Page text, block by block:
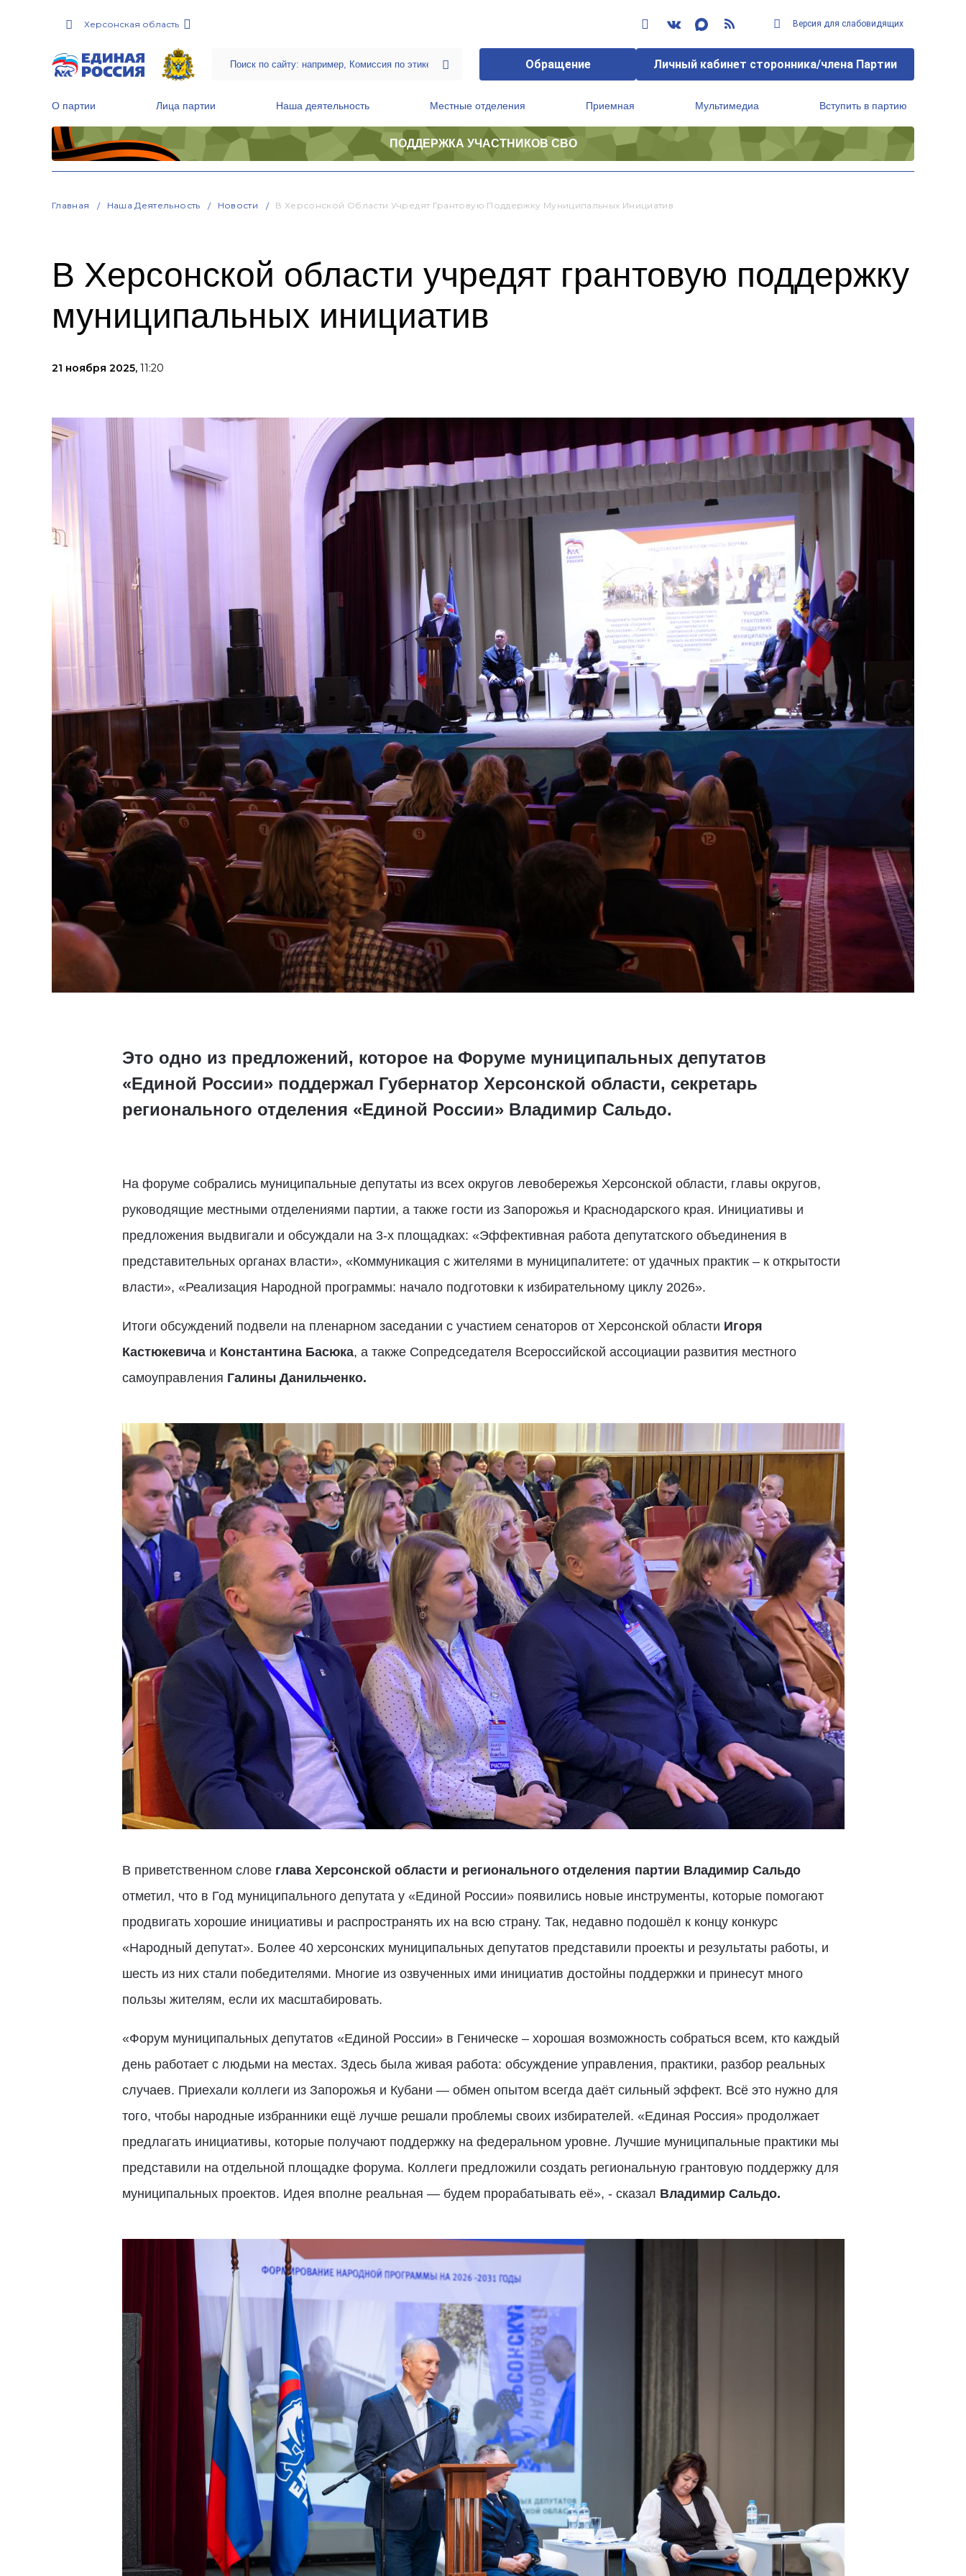
Херсонская область Версия для слабовидящих
Обращение Личный кабинет сторонника/члена Партии
О партии Лица партии Наша деятельность Местные отделения Приемная Мультимедиа Вступить в партию
ПОДДЕРЖКА УЧАСТНИКОВ СВО
Главная Наша Деятельность Новости В Херсонской Области Учредят Грантовую Поддержку Муниципальных Инициатив
В Херсонской области учредят грантовую поддержку
муниципальных инициатив
21 ноября 2025, 11:20
Это одно из предложений, которое на Форуме муниципальных депутатов
«Единой России» поддержал Губернатор Херсонской области, секретарь
регионального отделения «Единой России» Владимир Сальдо.
На форуме собрались муниципальные депутаты из всех округов левобережья Херсонской области, главы округов,
руководящие местными отделениями партии, а также гости из Запорожья и Краснодарского края. Инициативы и
предложения выдвигали и обсуждали на 3-х площадках: «Эффективная работа депутатского объединения в
представительных органах власти», «Коммуникация с жителями в муниципалитете: от удачных практик – к открытости
власти», «Реализация Народной программы: начало подготовки к избирательному циклу 2026».
Итоги обсуждений подвели на пленарном заседании с участием сенаторов от Херсонской области Игоря
Кастюкевичаи Константина Басюка, а также Сопредседателя Всероссийской ассоциации развития местного
самоуправления Галины Данильченко.
В приветственном слове глава Херсонской области и регионального отделения партии Владимир Сальдо
отметил, что в Год муниципального депутата у «Единой России» появились новые инструменты, которые помогают
продвигать хорошие инициативы и распространять их на всю страну. Так, недавно подошёл к концу конкурс
«Народный депутат». Более 40 херсонских муниципальных депутатов представили проекты и результаты работы, и
шесть из них стали победителями. Многие из озвученных ими инициатив достойны поддержки и принесут много
пользы жителям, если их масштабировать.
«Форум муниципальных депутатов «Единой России» в Геническе – хорошая возможность собраться всем, кто каждый
день работает с людьми на местах. Здесь была живая работа: обсуждение управления, практики, разбор реальных
случаев. Приехали коллеги из Запорожья и Кубани — обмен опытом всегда даёт сильный эффект. Всё это нужно для
того, чтобы народные избранники ещё лучше решали проблемы своих избирателей. «Единая Россия» продолжает
предлагать инициативы, которые получают поддержку на федеральном уровне. Лучшие муниципальные практики мы
представили на отдельной площадке форума. Коллеги предложили создать региональную грантовую поддержку для
муниципальных проектов. Идея вполне реальная — будем прорабатывать её», - сказал Владимир Сальдо.